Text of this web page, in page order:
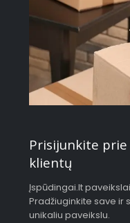
Prisijunkite
klientų
Įspūdingai.lt
Pradžiuginkite save ir
unikaliu paveikslu.